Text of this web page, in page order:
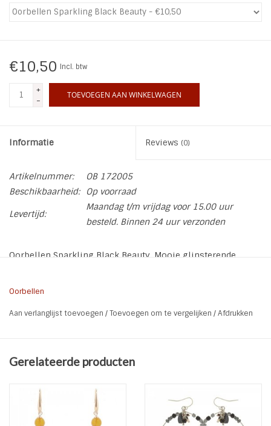
SALE
Blog
€10,50 Incl. btw
+
-
TOEVOEGEN AAN WINKELWAGEN
Informatie Reviews (0)
Artikelnummer:
OB 172005
Beschikbaarheid:
Op voorraad
Levertijd:
Maandag t/m vrijdag voor 15.00 uur
besteld. Binnen 24 uur verzonden
Oorbellen Sparkling Black Beauty. Mooie glinsterende
De vishaken zijn van Stainless Steel
* Kleur: Zwart
* Doorsnee kralen ring: 3,5 cm
Oorbellen
Aan verlanglijst toevoegen /Toevoegen om te vergelijken /Afdrukken
Gerelateerde producten